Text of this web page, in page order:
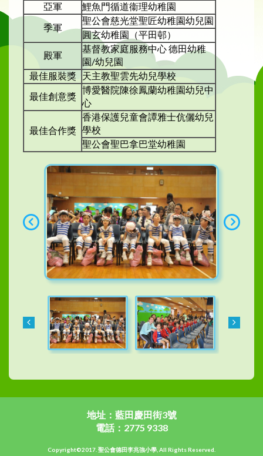
亞軍
鯉魚門循道衞理幼稚園
季軍
聖公會慈光堂聖匠幼稚園幼兒園
圓玄幼稚園（平田邨）
殿軍
基督教家庭服務中心 德田幼稚
園/幼兒園
最佳服裝獎
天主教聖雲先幼兒學校
最佳創意獎
博愛醫院陳徐鳳蘭幼稚園幼兒中
心
最佳合作獎
香港保護兒童會譚雅士伉儷幼兒
學校
聖公會聖巴拿巴堂幼稚園
地址：藍田慶田街3號
電話：2775 9338
Copyright©2017. 聖公會德田李兆強小學, All Rights Reserved.